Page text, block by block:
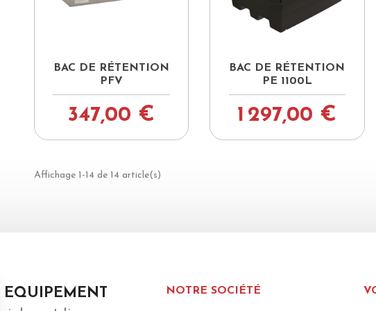
Aperçu rapide
BAC DE RÉTENTION
PFV
347,00 €
Aperçu rapide
BAC DE RÉTENTION
PE 1100L
1 297,00 €
Affichage 1-14 de 14 article(s)
NOTRE SOCIÉTÉ